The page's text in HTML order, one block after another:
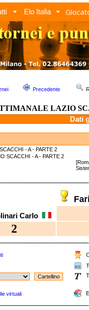
Elo Italia
Precedente
LAZIO
Dati
- A - PARTE 2
SCACCHI - A - PARTE 2
Carlo
2
virtuali